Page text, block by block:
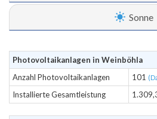
Sonne
Photovoltaikanlagen in Weinböhla
Anzahl Photovoltaikanlagen
101
Installierte Gesamtleistung